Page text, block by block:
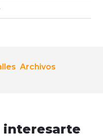
Archivos
interesarte